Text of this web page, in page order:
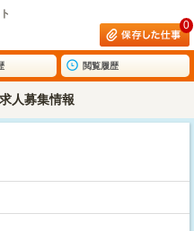
0
閲覧履歴
人募集情報